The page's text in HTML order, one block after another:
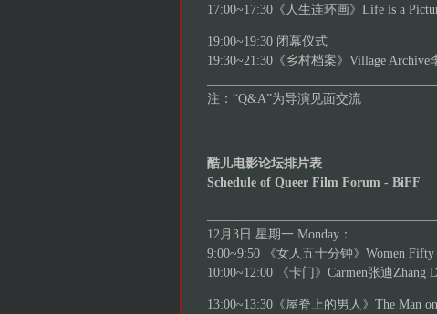
17:00~17:30《人生连环画》Life is a
19:00~19:30 闭幕仪式
19:30~21:30《乡村档案》Village
注：“Q&A”为导演见面交流
酷儿电影论坛排片表
Schedule of Queer Film Forum - BiFF
12月3日 星期一 Monday：
9:00~9:50 《女人五十分钟》Women
10:00~12:00 《卡门》Carmen张迪Zhang
13:00~13:30《屋脊上的男人》The Man